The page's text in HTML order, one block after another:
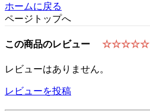
ホームに戻る
ページトップへ
この商品のレビュー ☆☆☆☆☆
レビューはありません。
レビューを投稿